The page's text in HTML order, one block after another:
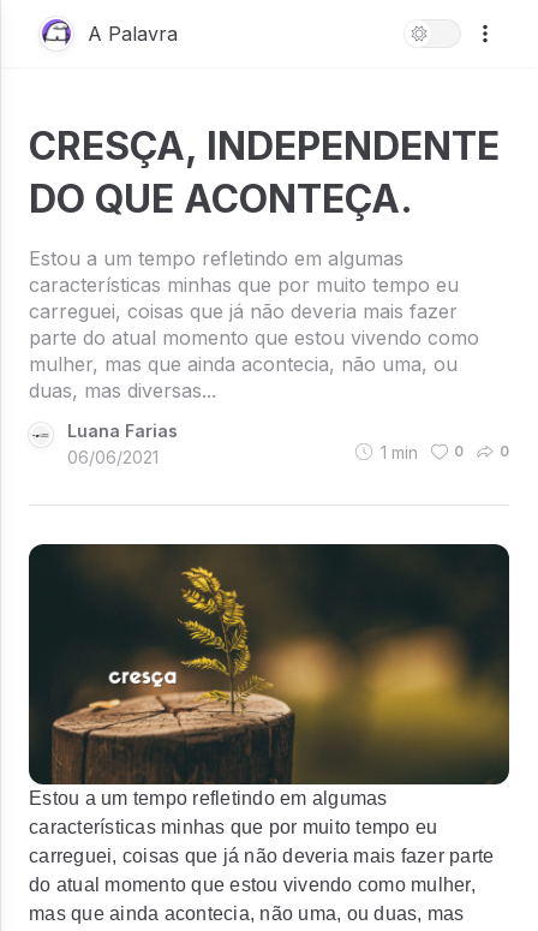
A Palavra
CRESÇA, INDEPENDENTE
DO QUE ACONTEÇA.
Estou a um tempo refletindo em algumas
características minhas que por muito tempo eu
carreguei, coisas que já não deveria mais fazer
parte do atual momento que estou vivendo como
mulher, mas que ainda acontecia, não uma, ou
duas, mas diversas...
Luana Farias
06/06/2021
1 min 0 0
Estou a um tempo refletindo em algumas
características minhas que por muito tempo eu
carreguei, coisas que já não deveria mais fazer parte
do atual momento que estou vivendo como mulher,
mas que ainda acontecia, não uma, ou duas, mas